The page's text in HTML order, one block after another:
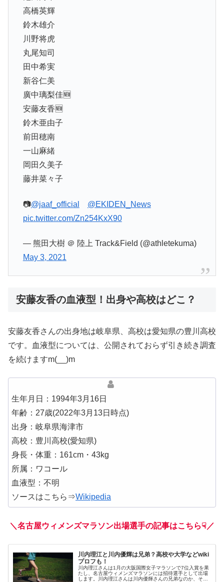
高橋英輝
鈴木雄介
川野将虎
丸尾知司
田中希実
新谷仁美
廣中璃梨佳🆕
安藤友香🆕
鈴木亜由子
前田穂南
一山麻緒
岡田久美子
藤井菜々子
📷@jaaf_official
@EKIDEN_News
pic.twitter.com/Zn254KxX90
— 熊田大樹 ＠ 陸上 Track&Field (@athletekuma)
May 3, 2021
安藤友香の血液型！出身や高校はどこ？
安藤友香さんの出身地は岐阜県、高校は愛知県の豊川高校
です。血液型については、公開されておらず引き続き調査
を続けますm(__)m
生年月日：1994年3月16日
年齢：27歳(2022年3月13日時点)
出身：岐阜県海津市
高校：豊川高校(愛知県)
身長・体重：161cm・43kg
所属：ワコール
血液型：不明
ソースはこちら⇒Wikipedia
＼名古屋ウィメンズマラソン出場選手の記事はこちら☟／
川内理江と川内優輝は兄弟？高校や大学などwiki
プロフも！
川内理江さんは1月の大阪国際女子マラソンで7位入賞を果
たし、名古屋ウィメンズマラソンには招待選手として出場
します。川内理江さんは川内優輝さんの兄弟なのか、それ